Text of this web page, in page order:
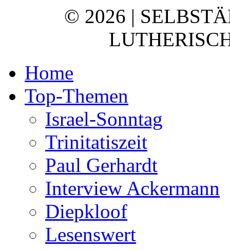
© 2026 |
Home
Top-Themen
Israel-Sonntag
Trinitatiszeit
Paul Gerhardt
Interview Ackermann
Diepkloof
Lesenswert